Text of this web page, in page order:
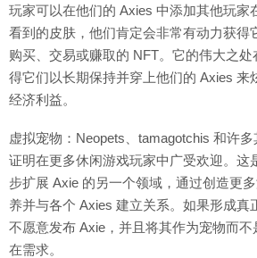
玩家可以在他们的 Axies 中添加其他玩家
看到的皮肤，他们肯定会非常有动力获得
购买、交易或赚取的 NFT。它的伟大之
得它们以长期保持并穿上他们的 Axies 来
经济利益。
虚拟宠物：Neopets、tamagotchis 和许
证明在更多休闲游戏玩家中广受欢迎。这
步扩展 Axie 的另一个领域，通过创造更
养并与各个 Axies 建立关系。如果形成真
不愿意发布 Axie，并且将其作为宠物而
在需求。